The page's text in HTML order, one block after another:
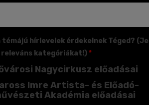
témájú hírlevelek érdekelnek Téged?
releváns kategóriákat!) *
Nagycirkusz előadásai
Imre Artista- és Előadó-
Akadémia előadásai